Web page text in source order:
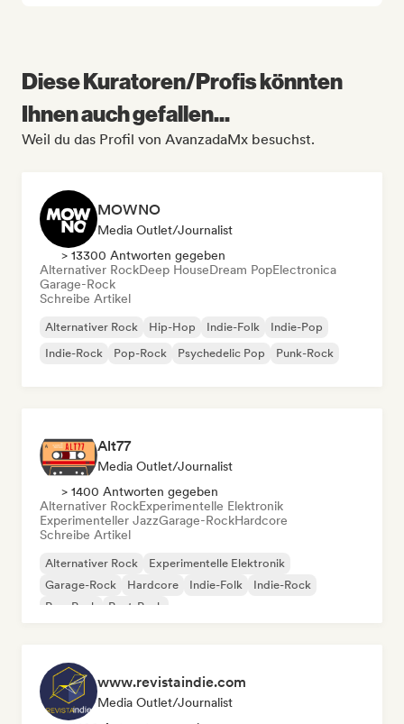
Diese Kuratoren/Profis könnten
Ihnen auch gefallen...
Weil du das Profil von AvanzadaMx besuchst.
MOWNO
Media Outlet/Journalist
> 13300 Antworten gegeben
Alternativer RockDeep HouseDream PopElectronica
Garage-Rock
Schreibe Artikel
Alternativer Rock Hip-Hop Indie-Folk
Indie-Pop
Indie-Rock
Pop-Rock Psychedelic Pop Punk-Rock
Alt77
Media Outlet/Journalist
> 1400 Antworten gegeben
Alternativer RockExperimentelle Elektronik
Experimenteller JazzGarage-RockHardcore
Schreibe Artikel
Alternativer Rock
Experimentelle Elektronik
Garage-Rock
Hardcore Indie-Folk
Indie-Rock
Pop-Punk
Post-Punk
www.revistaindie.com
Media Outlet/Journalist